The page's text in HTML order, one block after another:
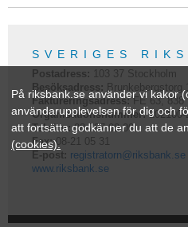
SVERIGES
Postadress: 103 37 Stockholm
Besöksadress: Brunkebergstorg
Faktureringsadress:FE 63, 838
Organisationsnummer:202100-
Telefon: 08-787 00 00
Fax:08-21 05 31
E-post: registratorn@riksbank.se
www.riksbank.se
På riksbank.se använder vi kakor
användarupplevelsen för dig och
att fortsätta godkänner du att de
(cookies).